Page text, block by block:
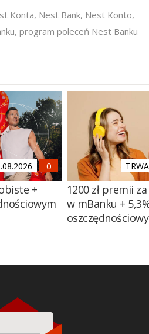
Konta, Nest Bank, Nest Konto,
, program poleceń Nest Banku
+
1200 zł premii
w mBanku +